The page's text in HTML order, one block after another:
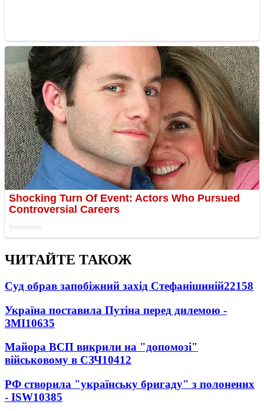
ЧИТАЙТЕ ТАКОЖ
Суд обрав запобіжний захід Стефанішиній22158
Україна поставила Путіна перед дилемою -
ЗМІ10635
Майора ВСП викрили на "допомозі"
військовому в СЗЧ10412
РФ створила "українську бригаду" з полонених
- ISW10385